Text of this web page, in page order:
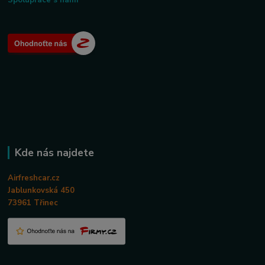
Kde nás najdete
Airfreshcar.cz
Jablunkovská 450
73961 Třinec